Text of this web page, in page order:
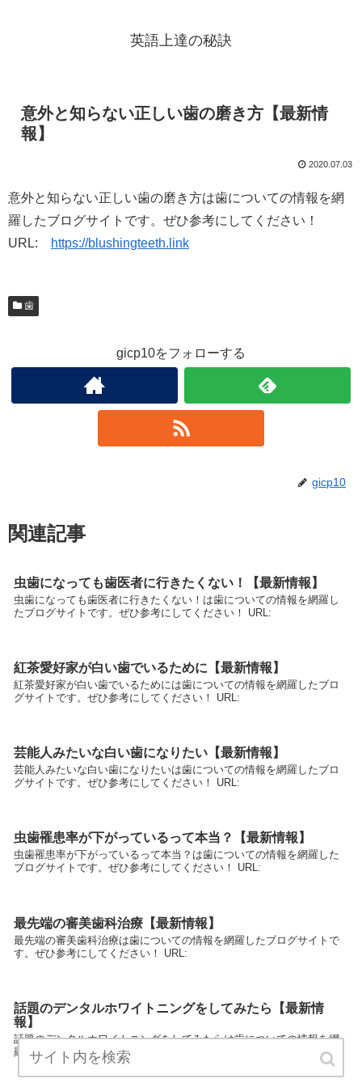
英語上達の秘訣
意外と知らない正しい歯の磨き方【最新情
報】
2020.07.03
意外と知らない正しい歯の磨き方は歯についての情報を網
羅したブログサイトです。ぜひ参考にしてください！
URL:
https://blushingteeth.link
歯
gicp10をフォローする
gicp10
関連記事
虫歯になっても歯医者に行きたくない！【最新情報】
虫歯になっても歯医者に行きたくない！は歯についての情報を網羅し
たブログサイトです。ぜひ参考にしてください！ URL:
紅茶愛好家が白い歯でいるために【最新情報】
紅茶愛好家が白い歯でいるためには歯についての情報を網羅したブロ
グサイトです。ぜひ参考にしてください！ URL:
芸能人みたいな白い歯になりたい【最新情報】
芸能人みたいな白い歯になりたいは歯についての情報を網羅したブロ
グサイトです。ぜひ参考にしてください！ URL:
虫歯罹患率が下がっているって本当？【最新情報】
虫歯罹患率が下がっているって本当？は歯についての情報を網羅した
ブログサイトです。ぜひ参考にしてください！ URL:
最先端の審美歯科治療【最新情報】
最先端の審美歯科治療は歯についての情報を網羅したブログサイトで
す。ぜひ参考にしてください！ URL:
話題のデンタルホワイトニングをしてみたら【最新情
報】
話題のデンタルホワイトニングをしてみたらは歯についての情報を網
羅したブログサイトです。ぜひ参考にしてください！ URL: